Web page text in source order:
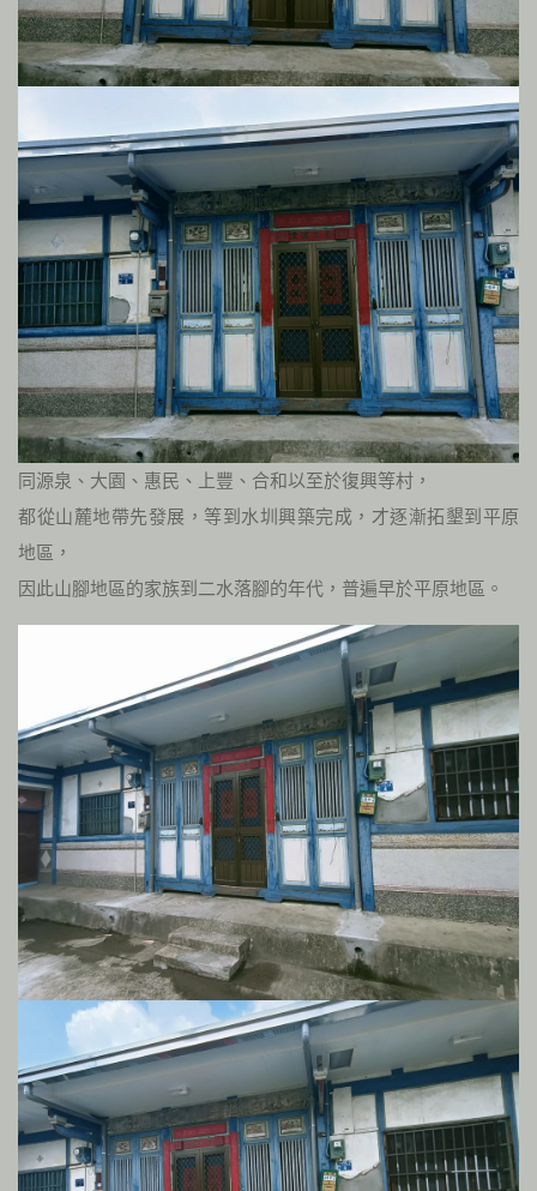
同源泉、大園、惠民、上豐、合和以至於復興等村，
都從山麓地帶先發展，等到水圳興築完成，才逐漸拓墾到平原
地區，
因此山腳地區的家族到二水落腳的年代，普遍早於平原地區。